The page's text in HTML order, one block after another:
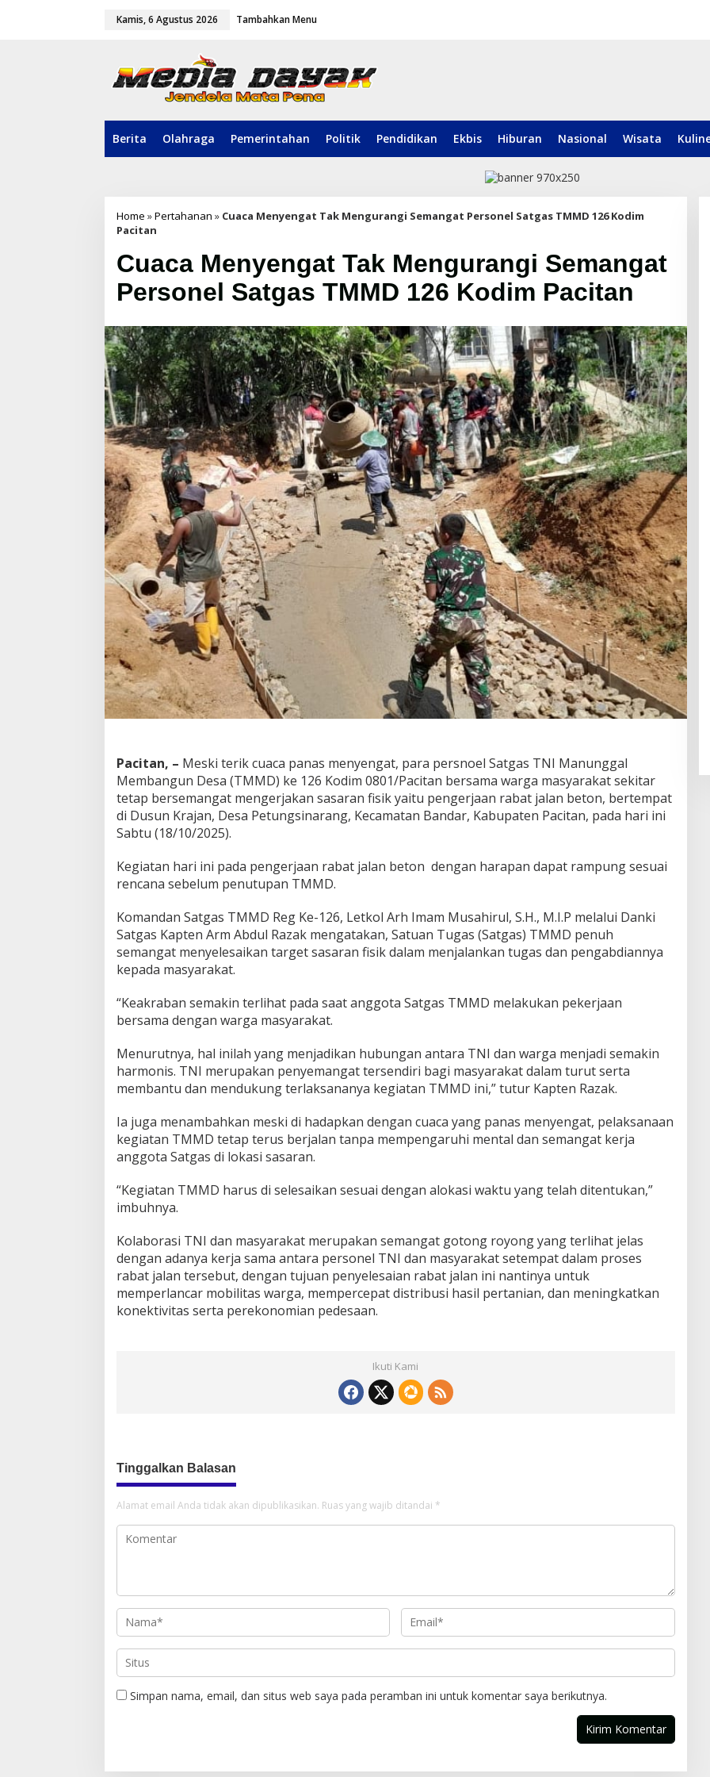
Kamis, 6 Agustus 2026 Tambahkan Menu
Berita Olahraga Pemerintahan Politik Pendidikan Ekbis Hiburan Nasional Wisata
Home »Pertahanan » Cuaca Menyengat Tak Mengurangi Semangat Personel Satgas TMMD 126 Kodim
Pacitan
Cuaca Menyengat Tak Mengurangi Semangat
Personel Satgas TMMD 126 Kodim Pacitan
Pacitan, – Meski terik cuaca panas menyengat, para persnoel Satgas TNI Manunggal
Membangun Desa (TMMD) ke 126 Kodim 0801/Pacitan bersama warga masyarakat sekitar
tetap bersemangat mengerjakan sasaran fisik yaitu pengerjaan rabat jalan beton, bertempat
di Dusun Krajan, Desa Petungsinarang, Kecamatan Bandar, Kabupaten Pacitan, pada hari ini
Sabtu (18/10/2025).
Kegiatan hari ini pada pengerjaan rabat jalan beton dengan harapan dapat rampung sesuai
rencana sebelum penutupan TMMD.
Komandan Satgas TMMD Reg Ke-126, Letkol Arh Imam Musahirul, S.H., M.I.P melalui Danki
Satgas Kapten Arm Abdul Razak mengatakan, Satuan Tugas (Satgas) TMMD penuh
semangat menyelesaikan target sasaran fisik dalam menjalankan tugas dan pengabdiannya
kepada masyarakat.
“Keakraban semakin terlihat pada saat anggota Satgas TMMD melakukan pekerjaan
bersama dengan warga masyarakat.
Menurutnya, hal inilah yang menjadikan hubungan antara TNI dan warga menjadi semakin
harmonis. TNI merupakan penyemangat tersendiri bagi masyarakat dalam turut serta
membantu dan mendukung terlaksananya kegiatan TMMD ini,” tutur Kapten Razak.
Ia juga menambahkan meski di hadapkan dengan cuaca yang panas menyengat, pelaksanaan
kegiatan TMMD tetap terus berjalan tanpa mempengaruhi mental dan semangat kerja
anggota Satgas di lokasi sasaran.
“Kegiatan TMMD harus di selesaikan sesuai dengan alokasi waktu yang telah ditentukan,”
imbuhnya.
Kolaborasi TNI dan masyarakat merupakan semangat gotong royong yang terlihat jelas
dengan adanya kerja sama antara personel TNI dan masyarakat setempat dalam proses
rabat jalan tersebut, dengan tujuan penyelesaian rabat jalan ini nantinya untuk
memperlancar mobilitas warga, mempercepat distribusi hasil pertanian, dan meningkatkan
konektivitas serta perekonomian pedesaan.
Ikuti Kami
Tinggalkan Balasan
Alamat email Anda tidak akan dipublikasikan. Ruas yang wajib ditandai *
Simpan nama, email, dan situs web saya pada peramban ini untuk komentar saya berikutnya.